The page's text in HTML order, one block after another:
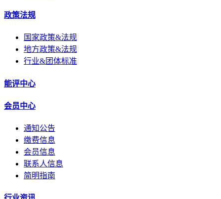
政策法规
国家政策&法规
地方政策&法规
行业&团体标准
能评中心
会员中心
通知公告
缴费信息
会员信息
联系人信息
简明指南